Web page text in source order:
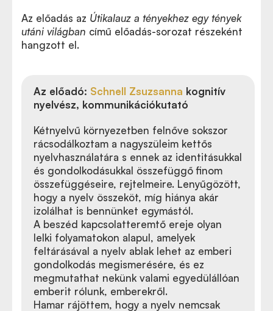
Az előadás az Útikalauz a tényekhez egy tények
utáni világban című előadás-sorozat részeként
hangzott el.
Az előadó: Schnell Zsuzsanna kognitív
nyelvész, kommunikációkutató
Kétnyelvű környezetben felnőve sokszor
rácsodálkoztam a nagyszüleim kettős
nyelvhasználatára s ennek az identitásukkal
és gondolkodásukkal összefüggő finom
összefüggéseire, rejtelmeire. Lenyűgözött,
hogy a nyelv összeköt, míg hiánya akár
izolálhat is bennünket egymástól.
A beszéd kapcsolatteremtő ereje olyan
lelki folyamatokon alapul, amelyek
feltárásával a nyelv ablak lehet az emberi
gondolkodás megismerésére, és ez
megmutathat nekünk valami egyedülállóan
emberit rólunk, emberekről.
Hamar rájöttem, hogy a nyelv nemcsak